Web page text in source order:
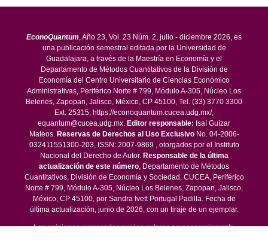
EconoQuantum , Año 23, Vol. 23 Núm. 2, julio - diciembre 2026, es
una publicación semestral editada por la Universidad de
Guadalajara, a través de la Maestría en Economía y el
Departamento de Métodos Cuantitativos de la División de
Economía del Centro Universitario de Ciencias Económico
Administrativas, Periférico Norte # 799, Módulo A-305, Núcleo Los
Belenes, Zapopan, Jalisco, México, CP 45100, Tel. (33) 3770 3300
Ext. 25315, https://econoquantum.cucea.udg.mx/,
equantum@cucea.udg.mx. Editor responsable: Isaí Guízar
Mateos. Reservas de Derechos al Uso ExclusivoNo. 04-2006-
032411551300-203, ISSN: 2007-9869 , otorgados por el Instituto
Nacional del Derecho de Autor. Responsable de la última
actualización de este número , Departamento de Métodos
Cuantitativos, División de Economía y Sociedad, CUCEA, Periférico
Norte # 799, Módulo A-305, Núcleo Los Belenes, Zapopan, Jalisco,
México, CP 45100, por Sandra Ivett Portugal Padilla. Fecha de
última actualización, junio de 2026, con un tiraje de un ejemplar.
Las opiniones expresadas por los autores no necesariamente